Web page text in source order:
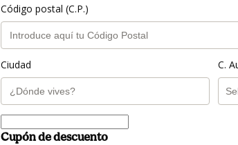
Código postal (C.P.)
Ciudad C.
Cupón de descuento